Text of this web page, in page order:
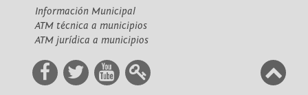
Información Municipal
ATM técnica a municipios
ATM jurídica a municipios